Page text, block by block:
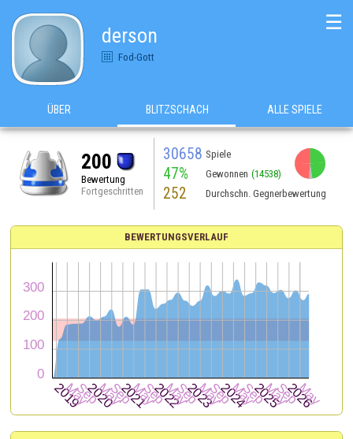
derson
Fod-Gott
☰
ÜBER BLITZSCHACH ALLE SPIELE
200
Bewertung
Fortgeschritten
30658 Spiele
47% Gewonnen (14538)
252 Durchschn. Gegnerbewertung
BEWERTUNGSVERLAUF